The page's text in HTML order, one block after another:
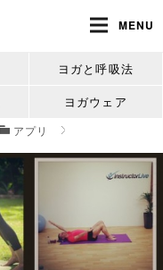
MENU
ヨガと呼吸法
ヨガウェア
アプリ